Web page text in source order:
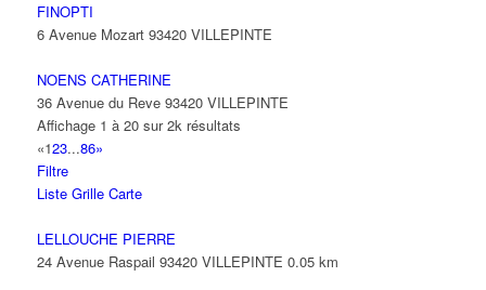
FINOPTI
6 Avenue Mozart 93420 VILLEPINTE
NOENS CATHERINE
36 Avenue du Reve 93420 VILLEPINTE
Affichage 1 à 20 sur 2k résultats
«123...86»
Filtre
Liste Grille Carte
LELLOUCHE PIERRE
24 Avenue Raspail 93420 VILLEPINTE 0.05 km